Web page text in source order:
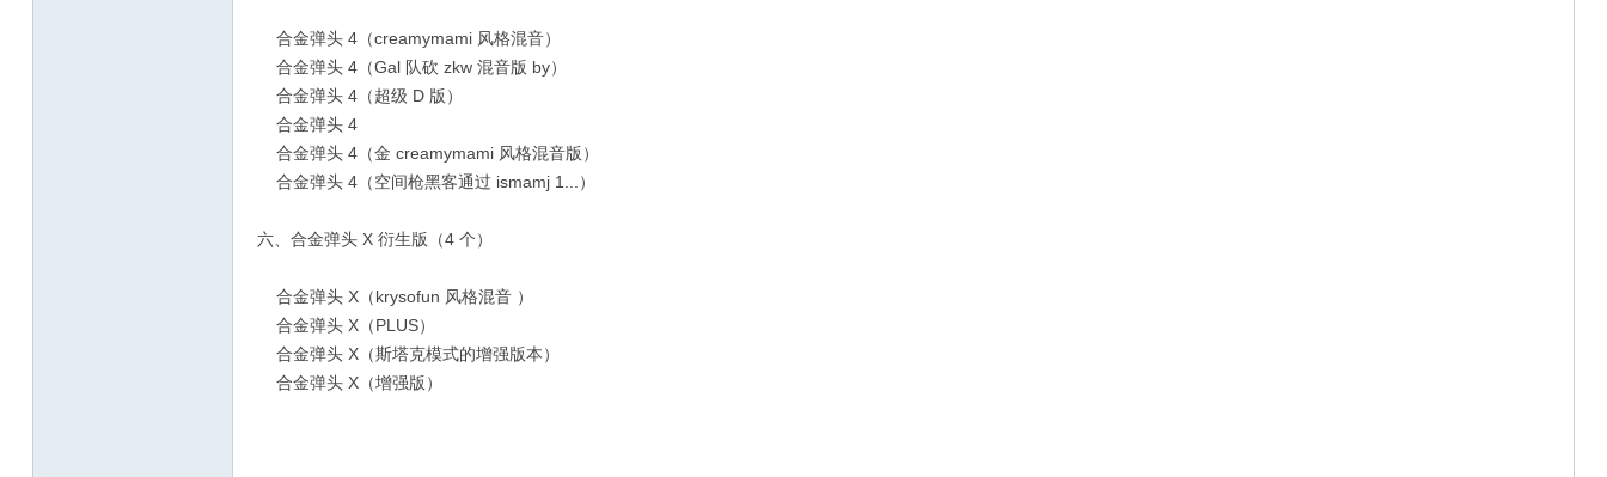
合金弹头 4（creamymami 风格混音）
合金弹头 4（Gal 队砍 zkw 混音版 by）
合金弹头 4（超级 D 版）
合金弹头 4
合金弹头 4（金 creamymami 风格混音版）
合金弹头 4（空间枪黑客通过 ismamj 1...）
六、合金弹头 X 衍生版（4 个）
合金弹头 X（krysofun 风格混音 ）
合金弹头 X（PLUS）
合金弹头 X（斯塔克模式的增强版本）
合金弹头 X（增强版）